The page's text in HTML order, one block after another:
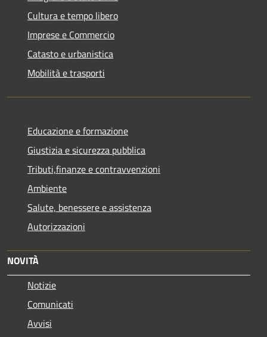
Cultura e tempo libero
Imprese e Commercio
Catasto e urbanistica
Mobilità e trasporti
Educazione e formazione
Giustizia e sicurezza pubblica
Tributi,finanze e contravvenzioni
Ambiente
Salute, benessere e assistenza
Autorizzazioni
NOVITÀ
Notizie
Comunicati
Avvisi